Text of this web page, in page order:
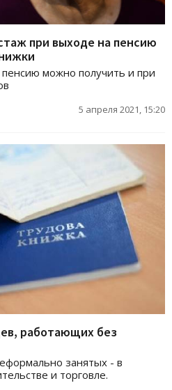
при выходе на пенсию
пенсию можно получить и при
5 апреля 2021, 15:20
работающих без
занятых - в
и торговле.